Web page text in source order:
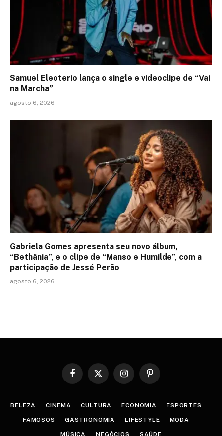
Samuel Eleoterio lança o single e videoclipe de “Vai
na Marcha”
agosto 6, 2026
Gabriela Gomes apresenta seu novo álbum,
“Bethânia”, e o clipe de “Manso e Humilde”, com a
participação de Jessé Perão
agosto 6, 2026
Facebook
X
InstagramPinterest
BELEZA CINEMA CULTURA ECONOMIA ESPORTES
FAMOSOS GASTRONOMIA LIFESTYLE MODA
MÚSICA NEGÓCIOS SAÚDE